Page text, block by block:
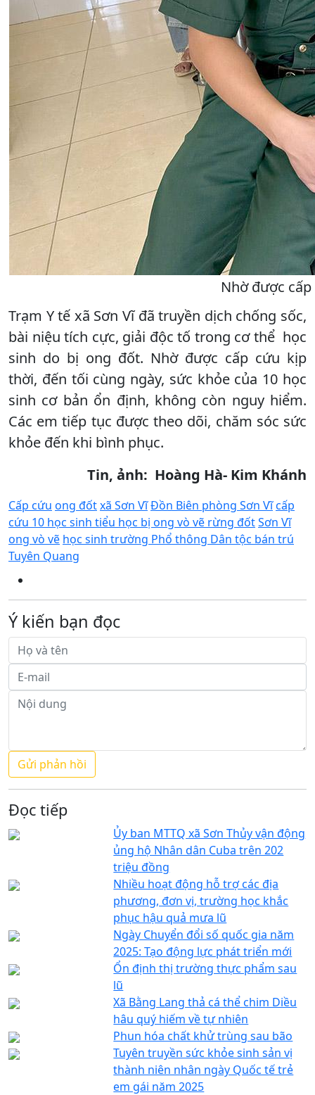
Nhờ được
Trạm Y tế xã Sơn Vĩ đã truyền dịch chống sốc,
bài niệu tích cực, giải độc tố trong cơ thể học
sinh do bị ong đốt. Nhờ được cấp cứu kịp
thời, đến tối cùng ngày, sức khỏe của 10 học
sinh cơ bản ổn định, không còn nguy hiểm.
Các em tiếp tục được theo dõi, chăm sóc sức
khỏe đến khi bình phục.
Tin, ảnh: Hoàng Hà- Kim Khánh
Cấp cứu ong đốtxã Sơn VĩĐồn Biên phòng Sơn Vĩcấp
cứu 10 học sinh tiểu học bị ong vò vẽ rừng đốtSơn Vĩ
ong vò vẽ học sinh trường Phổ thông Dân tộc bán trú
Tuyên Quang
Ý kiến bạn đọc
Đọc tiếp
Ủy ban MTTQ xã Sơn Thủy vận động
ủng hộ Nhân dân Cuba trên 202
triệu đồng
Nhiều hoạt động hỗ trợ các địa
phương, đơn vị, trường học khắc
phục hậu quả mưa lũ
Ngày Chuyển đổi số quốc gia năm
2025: Tạo động lực phát triển mới
Ổn định thị trường thực phẩm sau
lũ
Xã Bằng Lang thả cá thể chim Diều
hâu quý hiếm về tự nhiên
Phun hóa chất khử trùng sau bão
Tuyên truyền sức khỏe sinh sản vị
thành niên nhân ngày Quốc tế trẻ
em gái năm 2025